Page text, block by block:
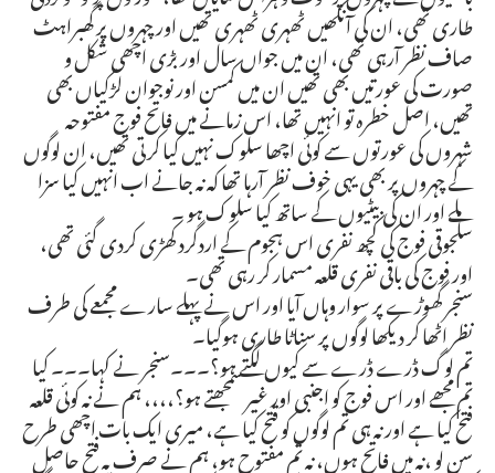
طاری تھی، ان کی آنکھیں ٹھہری ٹھہری تھیں اور چہروں پر گھبراہٹ
صاف نظر آرہی تھی، ان میں جواں سال اور بڑی اچھی شکل و
صورت کی عورتیں بھی تھیں ان میں کمسن اور نوجوان لڑکیاں بھی
تھیں، اصل خطرہ تو انہیں تھا، اس زمانے میں فاتح فوج مفتوحہ
شہروں کی عورتوں سے کوئی اچھا سلوک نہیں کیا کرتی تھیں، ان لوگوں
کے چہروں پر بھی یہی خوف نظر آرہا تھا کہ نہ جانے اب انہیں کیا سزا
ملے اور ان کی بیٹیوں کے ساتھ کیا سلوک ہو ۔
سلجوقی فوج کی کچھ نفری اس ہجوم کے اردگرد کھڑی کردی گئی تھی،
اور فوج کی باقی نفری قلعہ مسمار کر رہی تھی۔
سنجر گھوڑے پر سوار وہاں آیا اور اس نے پہلے سارے مجمعے کی طرف
نظر اٹھا کر دیکھا لوگوں پر سناٹا طاری ہوگیا۔
تم لوگ ڈرے ڈرے سے کیوں لگتے ہو؟۔۔۔سنجر نے کہا۔۔۔ کیا
تم مجھے اور اس فوج کو اجنبی اور غیر سمجھتے ہو؟،،،، ہم نے نہ کوئی قلعہ
فتح کیا ہے اور نہ ہی تم لوگوں کو قتح کیا ہے، میری ایک بات اچھی طرح
سن لو ،نہ میں فاتح ہوں، نہ تم مفتوح ہو، ہم نے صرف یہ فتح حاصل